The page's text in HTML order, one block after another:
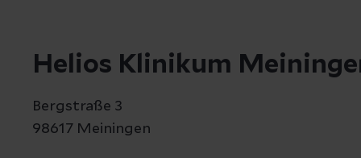
Helios Klinikum
Bergstraße 3
98617 Meiningen